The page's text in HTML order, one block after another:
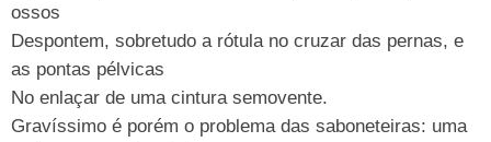
ossos
Despontem, sobretudo a rótula no cruzar das pernas, e
as pontas pélvicas
No enlaçar de uma cintura semovente.
Gravíssimo é porém o problema das saboneteiras: uma